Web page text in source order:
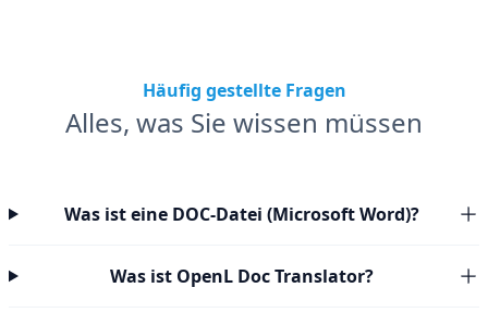
Häufig gestellte Fragen
Alles, was Sie wissen müssen
Was ist eine DOC-Datei (Microsoft Word)?
Was ist OpenL Doc Translator?